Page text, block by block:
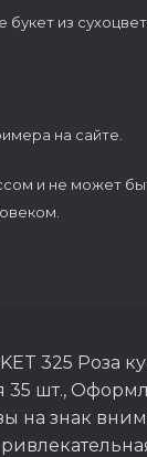
букет из
на сайте.
и не может
325 Роза
35 шт.,
на знак